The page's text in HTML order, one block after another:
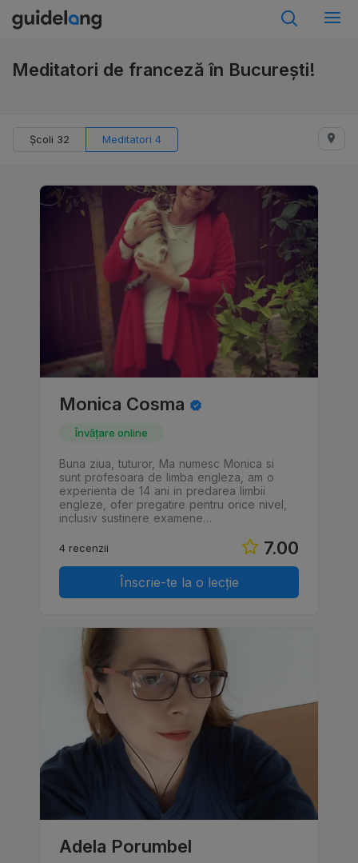
Meditatori de franceză în București!
Școli 32 Meditatori 4
Monica Cosma
Învățare online
Buna ziua, tuturor, Ma numesc Monica si
sunt profesoara de limba engleza, am o
experienta de 14 ani in predarea limbii
engleze, ofer pregatire pentru orice nivel,
inclusiv sustinere examene…
7.00
4 recenzii
Înscrie-te la o lecție
Adela Porumbel